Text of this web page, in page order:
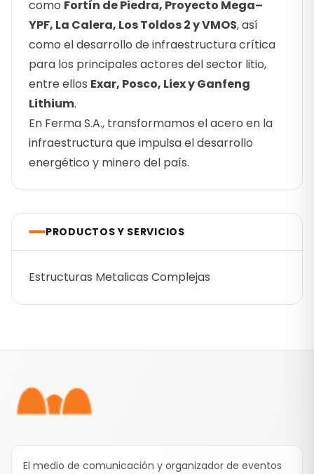
como Fortín de Piedra, Proyecto Mega–
YPF, La Calera, Los Toldos 2 y VMOS, así
como el desarrollo de infraestructura crítica
para los principales actores del sector litio,
entre ellos Exar, Posco, Liex y Ganfeng
Lithium.
En Ferma S.A., transformamos el acero en la
infraestructura que impulsa el desarrollo
energético y minero del país.
PRODUCTOS Y SERVICIOS
Estructuras Metalicas Complejas
El medio de comunicación y organizador de eventos